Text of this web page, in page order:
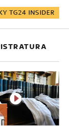
TG24 INSIDER